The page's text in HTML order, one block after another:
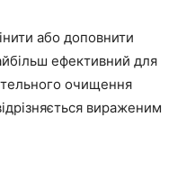
або доповнити
ефективний для
очищення
вираженим